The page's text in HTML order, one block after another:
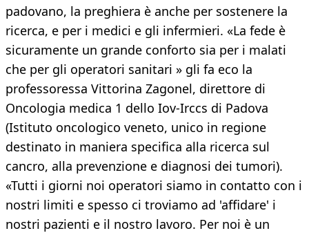
padovano, la preghiera è anche per sostenere la
ricerca, e per i medici e gli infermieri. «La fede è
sicuramente un grande conforto sia per i malati
che per gli operatori sanitari » gli fa eco la
professoressa Vittorina Zagonel, direttore di
Oncologia medica 1 dello Iov-Irccs di Padova
(Istituto oncologico veneto, unico in regione
destinato in maniera specifica alla ricerca sul
cancro, alla prevenzione e diagnosi dei tumori).
«Tutti i giorni noi operatori siamo in contatto con i
nostri limiti e spesso ci troviamo ad 'affidare' i
nostri pazienti e il nostro lavoro. Per noi è un